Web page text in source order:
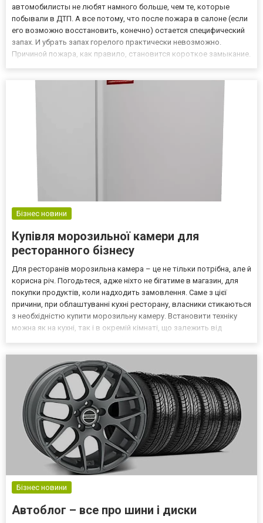
автомобилисты не любят намного больше, чем те, которые
побывали в ДТП. А все потому, что после пожара в салоне (если
его возможно восстановить, конечно) остается специфический
запах. И убрать запах горелого практически невозможно.
Причиной пожара, как правило, становится короткое замыкание.
Бізнес новини
Купівля морозильної камери для
ресторанного бізнесу
Для ресторанів морозильна камера – це не тільки потрібна, але й
корисна річ. Погодьтеся, адже ніхто не бігатиме в магазин, для
покупки продуктів, коли надходить замовлення. Саме з цієї
причини, при облаштуванні кухні ресторану, власники стикаються
з необхідністю купити морозильну камеру. Встановити техніку
можна як на кухні, так і в окремій кімнаті, що залежить від
Бізнес новини
Автоблог – все про шини і диски